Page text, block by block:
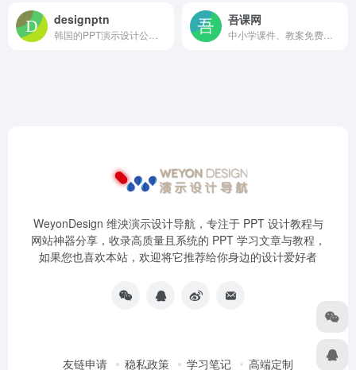
designptn 吾课网
WeyonDesign 维泱演示设计导航，专注于 PPT 设计教程与
网站神器分享，收录高质量且系统的 PPT 学习文章与教程，
如果您也喜欢本站，欢迎将它推荐给你身边的设计爱好者
友链申请 稳私政策 学习笔记 高端定制